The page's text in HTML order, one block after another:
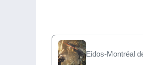
Eidos-Montréal